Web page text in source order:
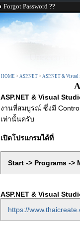
Forgot Password ??
HOME > ASP.NET > ASP.NET & Visual
ASP.NET & Visual
งานที่สมบูรณ์ ซึ่งมี
เท่านั้นครับ
เปิดโปรแกรมได้ที่
Start -> Programs ->
ASP.NET & Visual
https://